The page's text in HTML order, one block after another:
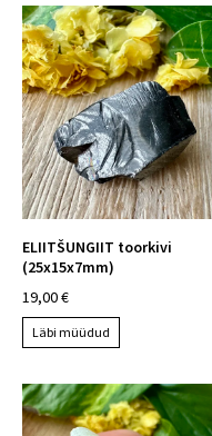
ELIITŠUNGIIT toorkivi
(25x15x7mm)
19,00 €
Läbi müüdud